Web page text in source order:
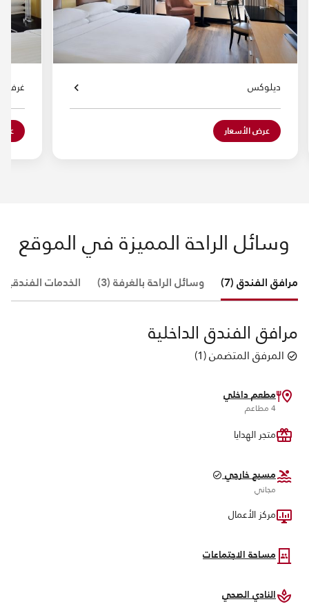
ديلوكس
عرض الأسعار
غرفة
وسائل الراحة المميزة في الموقع
مرافق الفندق (7) وسائل الراحة بالغرفة (3) الخدمات الفندقية
مرافق الفندق الداخلية
المرفق المتضمن(
1
)
مطعم داخلي
4 مطاعم
متجر الهدايا
مسبح خارجي
مجاني
مركز الأعمال
مساحة الاجتماعات
النادي الصحي